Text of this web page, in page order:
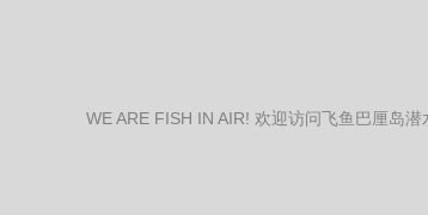
WE ARE FISH IN AIR! 欢迎访问飞鱼巴厘岛潜